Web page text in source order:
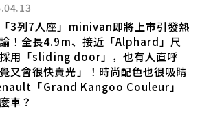
3列7人座」minivan即將上市引發熱
！全長4.9m、接近「Alphard」尺
用「sliding door」，也有人直呼
覺又會很快賣光」！時尚配色也很吸睛
「Grand Kangoo Couleur」
車？